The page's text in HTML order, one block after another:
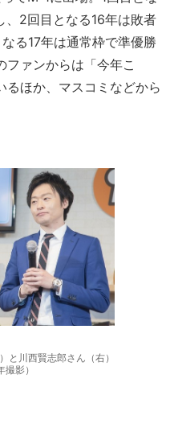
、2回目となる16年は敗者
る17年は通常枠で準優勝
ファンからは「今年こ
るほか、マスコミなどから
と川西賢志郎さん（右）
影）